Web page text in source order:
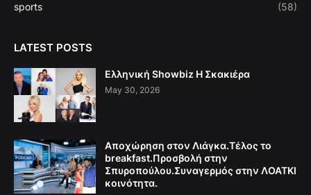
sports (58)
LATEST POSTS
Ελληνική Showbiz Η Σκακιέρα
May 30, 2026
Αποχώρηση στον Λιάγκα.Τέλος το
breakfast.Προσβολή στην
Σπυροπούλου.Συναγερμός στην ΛΟΑΤΚΙ
κοινότητα.